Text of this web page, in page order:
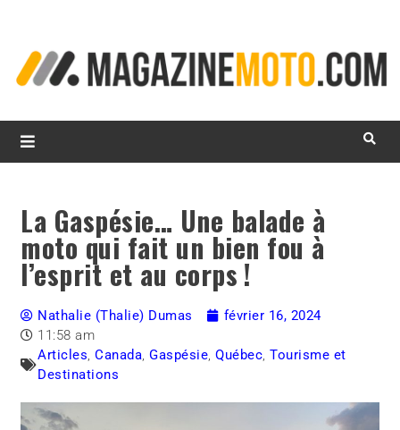
MagazineMoto.com
La Gaspésie… Une balade à
moto qui fait un bien fou à
l’esprit et au corps !
Nathalie (Thalie) Dumas
février 16, 2024
11:58 am
Articles,Canada,Gaspésie,Québec,Tourisme et
Destinations